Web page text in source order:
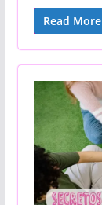
Read More